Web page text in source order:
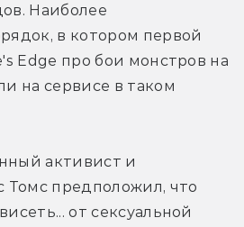
Наиболее
в котором первой
Edge про бои монстров на
на сервисе в таком
активист и
Томс предположил, что
от сексуальной